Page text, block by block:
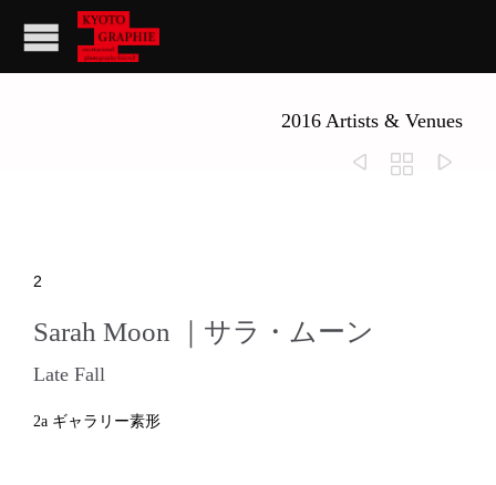
2016 Artists & Venues
  
2
Sarah Moon ｜サラ・ムーン
Late Fall
2a ギャラリー素形